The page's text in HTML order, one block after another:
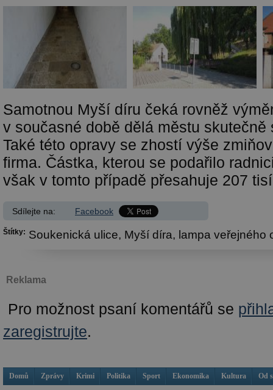
Samotnou Myší díru čeká rovněž
v současné době dělá městu skutečně
Také této opravy se zhostí výše
firma. Částka, kterou se podařilo
však v tomto případě přesahuje 207
Sdílejte na: Facebook
Štítky: Soukenická ulice, Myší díra, lampa veřejného
Reklama
Pro možnost psaní komentářů se
zaregistrujte.
Domů Zprávy Krimi Politika Sport Ekonomika Kultura Od